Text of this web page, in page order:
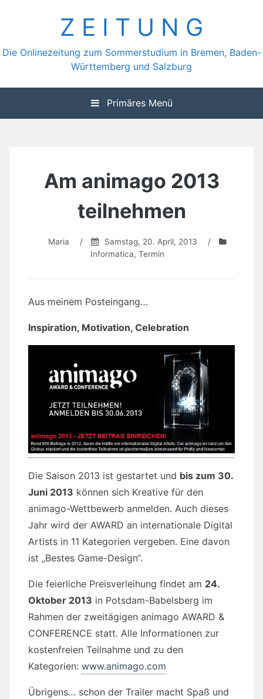
Z E I T U N G
Die Onlinezeitung zum Sommerstudium in Bremen, Baden-
Württemberg und Salzburg
Primäres Menü
Am animago 2013
teilnehmen
Maria / Samstag, 20. April, 2013
/
Informatica,Termin
Aus meinem Posteingang…
Inspiration, Motivation, Celebration
Die Saison 2013 ist gestartet und bis zum 30.
Juni 2013 können sich Kreative für den
animago-Wettbewerb anmelden. Auch dieses
Jahr wird der AWARD an internationale Digital
Artists in 11 Kategorien vergeben. Eine davon
ist „Bestes Game-Design“.
Die feierliche Preisverleihung findet am 24.
Oktober 2013 in Potsdam-Babelsberg im
Rahmen der zweitägigen animago AWARD &
CONFERENCE statt. Alle Informationen zur
kostenfreien Teilnahme und zu den
Kategorien: www.animago.com
Übrigens… schon der Trailer macht Spaß und